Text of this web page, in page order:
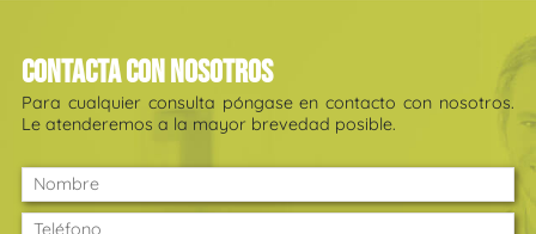
Contacta con nosotros
Para cualquier consulta póngase en contacto con nosotros.
Le atenderemos a la mayor brevedad posible.